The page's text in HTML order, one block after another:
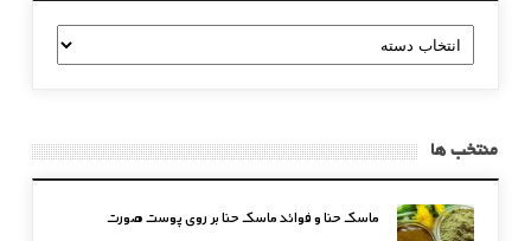
دسته
بندی
منتخب ها
ماسک حنا و فوائد ماسک حنا بر روی پوست صورت